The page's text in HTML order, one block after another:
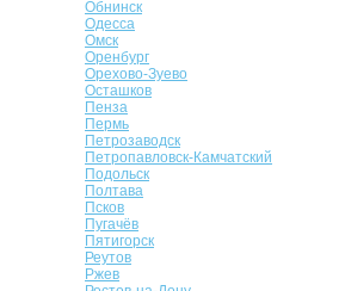
Обнинск
Одесса
Омск
Оренбург
Орехово-Зуево
Осташков
Пенза
Пермь
Петрозаводск
Петропавловск-Камчатский
Подольск
Полтава
Псков
Пугачёв
Пятигорск
Реутов
Ржев